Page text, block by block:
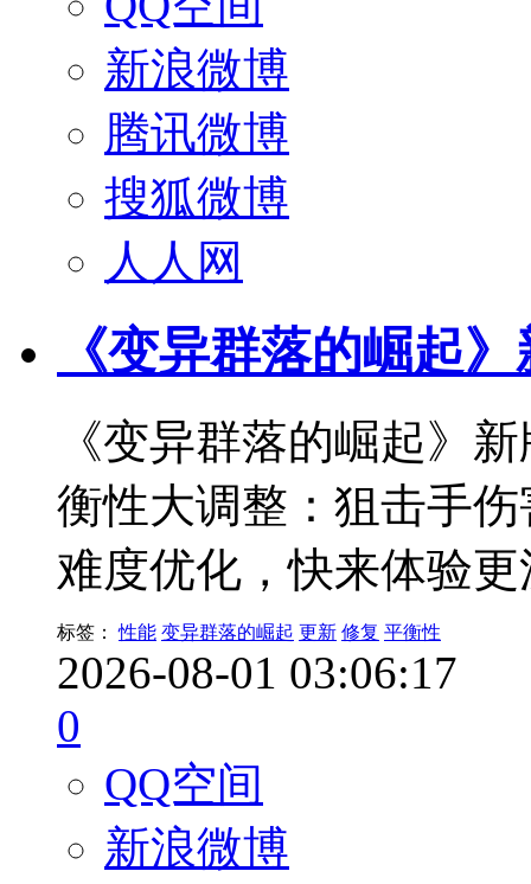
新浪微博
腾讯微博
搜狐微博
人人网
《变异群落的崛起
《变异群落的崛起》
衡性大调整：狙击手
难度优化，快来体验
标签： 性能 变异群落的崛起 更新 修复 平衡性
2026-08-01 03:06:17
0
QQ空间
新浪微博